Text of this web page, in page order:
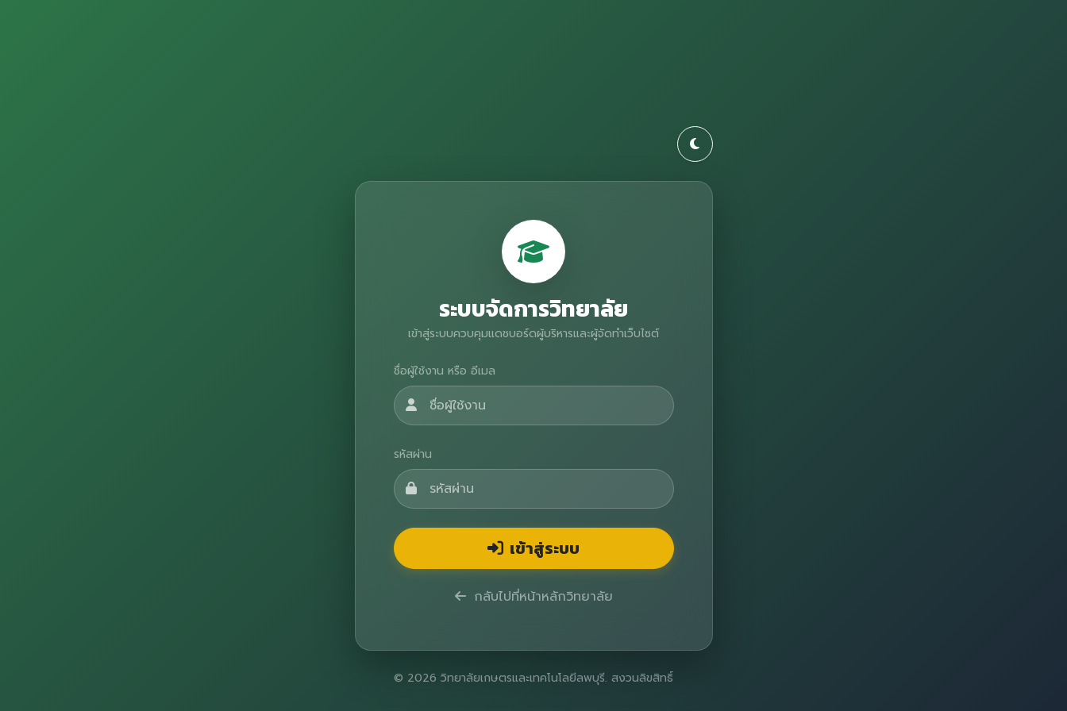
ระบบจัดการวิทยาลัย
เข้าสู่ระบบควบคุมแดชบอร์ดผู้บริหารและผู้จัดทำเว็บไซต์
ชื่อผู้ใช้งาน หรือ อีเมล
รหัสผ่าน
เข้าสู่ระบบ
กลับไปที่หน้าหลักวิทยาลัย
© 2026 วิทยาลัยเกษตรและเทคโนโลยีลพบุรี. สงวนลิขสิทธิ์